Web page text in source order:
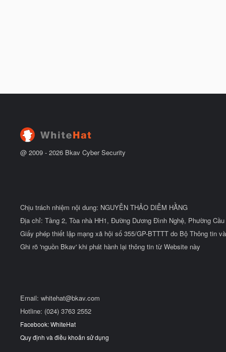
@ 2009 - 2026 Bkav Cyber Security
Chịu trách nhiệm nội dung: NGUYỄN THẢO DIỄM HẰNG
Địa chỉ: Tầng 2, Tòa nhà HH1, Đường Dương Đình Nghệ, Phường
Giấy phép thiết lập mạng xã hội số 355/GP-BTTTT do Bộ Thông tin
Ghi rõ 'nguồn Bkav' khi phát hành lại thông tin từ Website này
Email: whitehat@bkav.com
Hotline: (024) 3763 2552
Facebook: WhiteHat
Quy định và điều khoản sử dụng